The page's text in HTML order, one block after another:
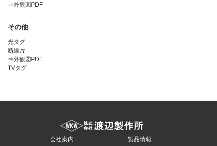
⇒外観図PDF
その他
光タグ
断線片
⇒外観図PDF
TVタグ
会社案内 製品情報